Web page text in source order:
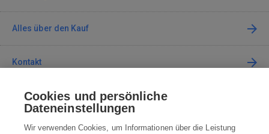
Alles über den Kauf
Kontakt
Kontaktieren Sie uns
info@robotworld.at
Cookies und persönliche
Dateneinstellungen
Wir verwenden Cookies, um Informationen über die Leistung